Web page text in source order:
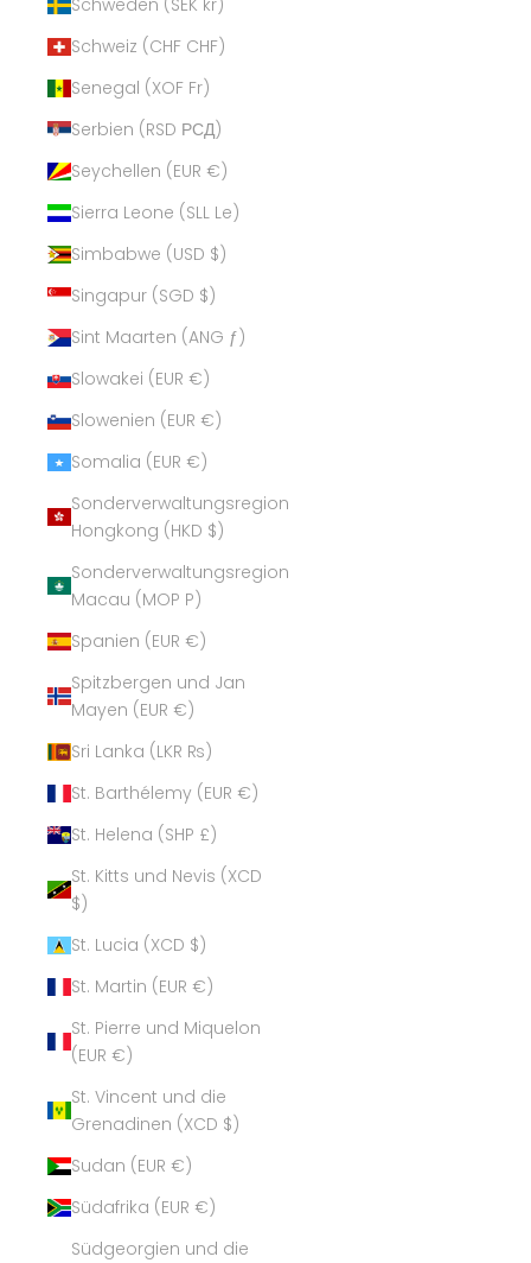
Schweiz (CHF CHF)
Senegal (XOF Fr)
Serbien (RSD РСД)
Seychellen (EUR €)
Sierra Leone (SLL Le)
Simbabwe (USD $)
Singapur (SGD $)
Sint Maarten (ANG ƒ)
Slowakei (EUR €)
Slowenien (EUR €)
Somalia (EUR €)
Sonderverwaltungsregion
Hongkong (HKD $)
Sonderverwaltungsregion
Macau (MOP P)
Spanien (EUR €)
Spitzbergen und Jan
Mayen (EUR €)
Sri Lanka (LKR ₨)
St. Barthélemy (EUR €)
St. Helena (SHP £)
St. Kitts und Nevis (XCD
$)
St. Lucia (XCD $)
St. Martin (EUR €)
St. Pierre und Miquelon
(EUR €)
St. Vincent und die
Grenadinen (XCD $)
Sudan (EUR €)
Südafrika (EUR €)
Südgeorgien und die